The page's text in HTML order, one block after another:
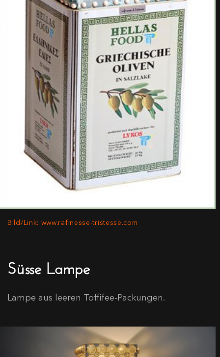
Bild/Link: www.rafinesse-tristesse.com
Süsse Lampe
Lampe aus leeren Toffifee-Packungen.